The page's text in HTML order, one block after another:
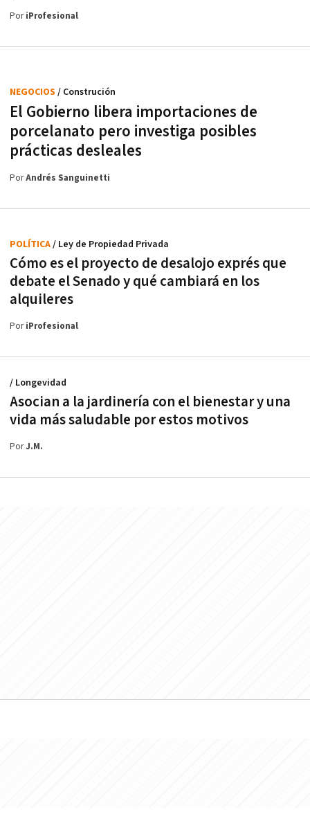
PoriProfesional
El Gobierno libera importaciones de
porcelanato pero investiga posibles
prácticas desleales
NEGOCIOS / Construción
PorAndrés Sanguinetti
Cómo es el proyecto de desalojo exprés que
debate el Senado y qué cambiará en los
alquileres
POLÍTICA/ Ley de Propiedad Privada
PoriProfesional
Asocian a la jardinería con el bienestar y una
vida más saludable por estos motivos
/ Longevidad
PorJ.M.